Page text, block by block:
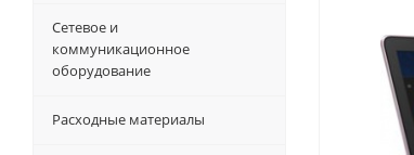
Сетевое и
коммуникационное
оборудование
Расходные материалы